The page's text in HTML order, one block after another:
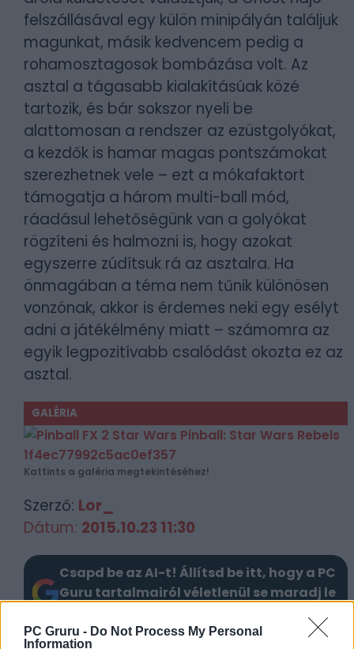
PC Gruru - Do Not Process My Personal
Information
felszállásával egy külön minipályán találjuk
magunkat, másik kedvencem pedig a
rohamosztagosok bombázása volt. Az
asztal a tágasabb kialakításúak közé
tartozik, és bár sokszor nyeli be
alattomosan a rendszer az ezüstgolyókat,
a kezdők is hamar magas pontszámokat
szerezhetnek vele – ezt a mókafaktort
támogatja a három multi-ball mód,
ráadásul lehetőségünk van a golyókat
rögzíteni és halmozni is, hogy azokat
egyszerre zúdítsuk rá az asztalra. Ha
önmagában a téma nem tűnik különösen
vonzónak, akkor is érdemes neki egy esélyt
adni a játékélmény miatt – számomra az
egyik legpozitívabb csalódást okozta ez az
asztal.
GALÉRIA
Kattints a galéria megtekintéséhez!
Szerző: Lor_
Dátum: 2015.10.23 11:30
Csapd be az AI-t! Állítsd be itt, hogy a PC
Guru tartalmairól véletlenül se maradj le